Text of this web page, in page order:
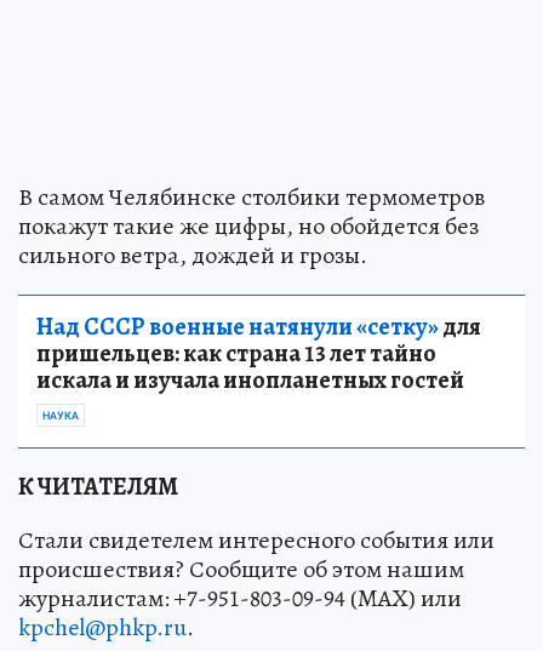
В самом Челябинске столбики термометров
покажут такие же цифры, но обойдется без
сильного ветра, дождей и грозы.
Над СССР военные натянули «сетку»для
пришельцев: как страна 13 лет тайно
искала и изучала инопланетных гостей
НАУКА
К ЧИТАТЕЛЯМ
Стали свидетелем интересного события или
происшествия? Сообщите об этом нашим
журналистам: +7-951-803-09-94 (MAX) или
kpchel@phkp.ru.